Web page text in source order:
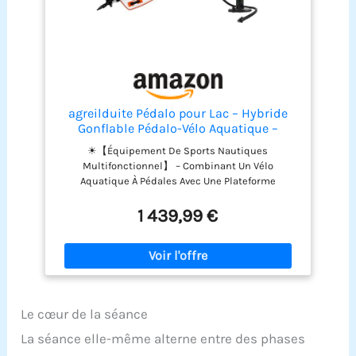
Cependant, pour augmenter plus encore sa durée
de vie, sortez-le 2 à 3 fois/semaine et rincez-le au
agreilduite Pédalo pour Lac – Hybride
Gonflable Pédalo-Vélo Aquatique –
Conception Modulaire avec Kit
D'accessoires Complet – Vélo Aquatique
pour La Détente Au Bord De l'eau Orange
☀【Équipement De Sports Nautiques
Multifonctionnel】 – Combinant Un Vélo
Aquatique À Pédales Avec Une Plateforme
Polyvalente Permet De Pratiquer Un Large Éventail
D'activités Récréatives, Notamment Le Fitness
Aquatique, Les Balades Sur Lac, Les Sorties En
Famille, La Détente Au Bord De L'eau, Les
Excursions À La Plage Et Les Aventures En Plein Air.
Contraintes De Stockage Et Les Coûts
D'équipement. Idéal Pour Les Lacs Calmes, Les
Rivières, Les Eaux Côtières Et Les Séjours En
1 439,99 €
Le cœur de la séance
La séance elle-même alterne entre des phases